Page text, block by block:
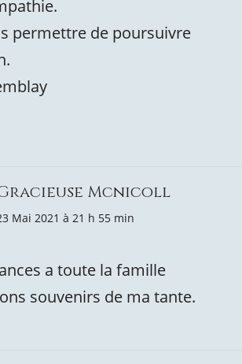
permettre de poursuivre
Mcnicoll
Mai 2021 à 21 h 55 min
a toute la famille
souvenirs de ma tante.